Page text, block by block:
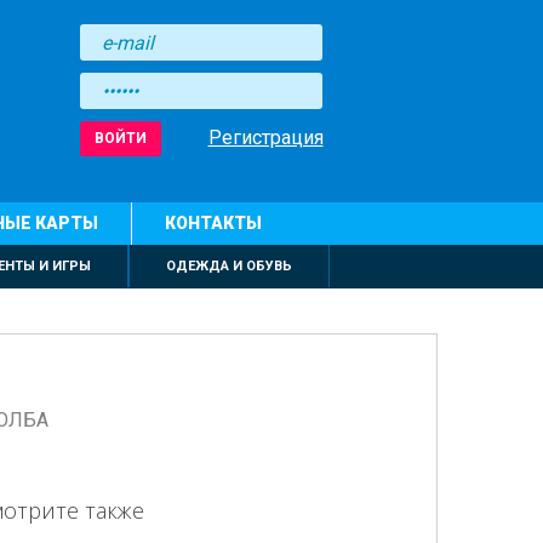
ВОЙТИ Регистрация
КАРТЫ КОНТАКТЫ
И ИГРЫ ОДЕЖДА И ОБУВЬ
также